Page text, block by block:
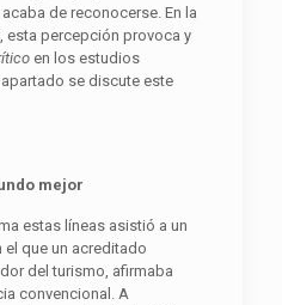
de reconocerse. En la
esta percepción provoca y
en los estudios
se discute este
mejor
estas líneas asistió a un
el que un acreditado
del turismo, afirmaba
convencional. A